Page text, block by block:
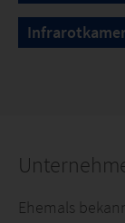
Ehemals